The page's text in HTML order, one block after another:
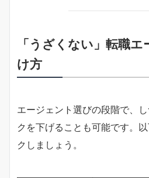
「うざくない」転職
け方
エージェント選びの段階で、
クを下げることも可能です。
クしましょう。